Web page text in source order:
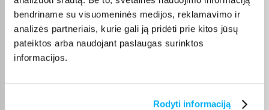
bendriname su visuomeninės medijos, reklamavimo ir
analizės partneriais, kurie gali ją pridėti prie kitos jūsų
pateiktos arba naudojant paslaugas surinktos
informacijos.
Rodyti informaciją
Pirkėjų atsiliepimai apie prekes
Laura J.